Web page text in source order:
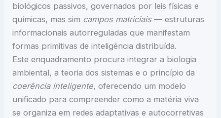
biológicos passivos, governados por leis físicas e
químicas, mas sim campos matriciais— estruturas
informacionais autorreguladas que manifestam
formas primitivas de inteligência distribuída.
Este enquadramento procura integrar a biologia
ambiental, a teoria dos sistemas e o princípio da
coerência inteligente, oferecendo um modelo
unificado para compreender como a matéria viva
se organiza em redes adaptativas e autocorretivas